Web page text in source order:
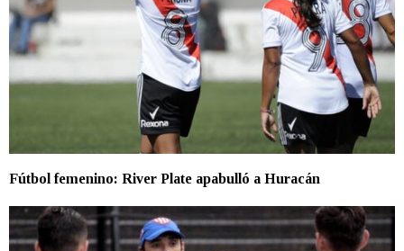
Fútbol femenino: River Plate apabulló a Huracán